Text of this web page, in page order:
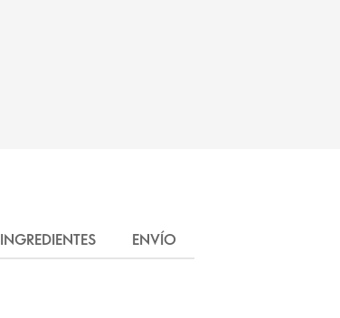
INGREDIENTES ENVÍO